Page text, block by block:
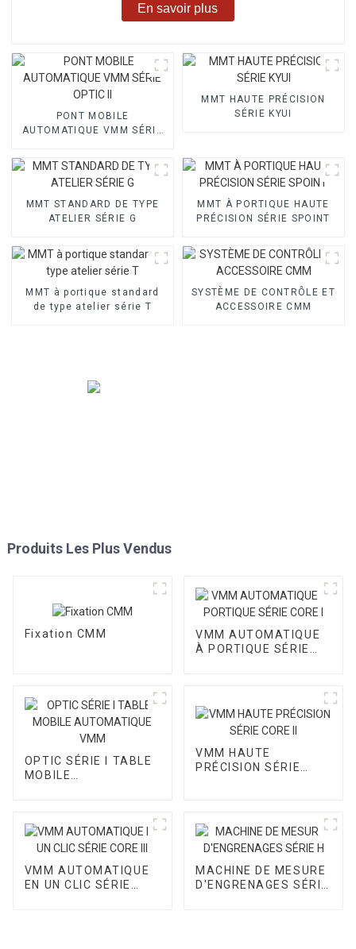
En savoir plus
PONT MOBILE
AUTOMATIQUE VMM SÉRIE
MMT HAUTE PRÉCISION
SÉRIE KYUI
MMT STANDARD DE TYPE
ATELIER SÉRIE G
MMT À PORTIQUE HAUTE
PRÉCISION SÉRIE SPOINT
MMT à portique standard
de type atelier série T
SYSTÈME DE CONTRÔLE ET
ACCESSOIRE CMM
Produits Les Plus Vendus
Fixation CMM
VMM AUTOMATIQUE
À PORTIQUE SÉRIE
OPTIC SÉRIE I TABLE
MOBILE
VMM HAUTE
PRÉCISION SÉRIE
VMM AUTOMATIQUE
EN UN CLIC SÉRIE
MACHINE DE MESURE
D'ENGRENAGES SÉRIE